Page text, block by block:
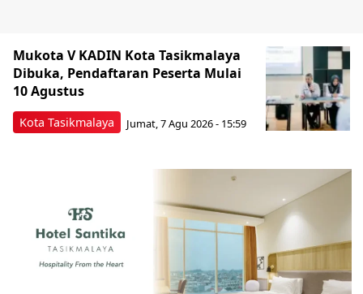
Kota Tasikmalaya
Mukota V KADIN Kota Tasikmalaya
Dibuka, Pendaftaran Peserta Mulai
10 Agustus
Jumat, 7 Agu 2026 - 15:59